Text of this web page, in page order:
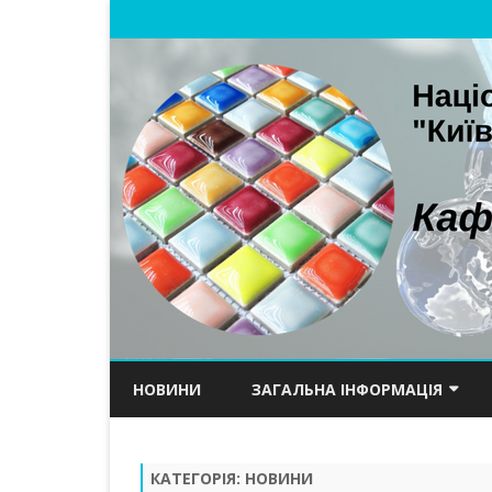
НОВИНИ ЗАГАЛЬНА ІНФОРМАЦІЯ
НАУКОВА ШКОЛА ТА ІСТОРІЯ
КАТЕГОРІЯ: НОВИНИ